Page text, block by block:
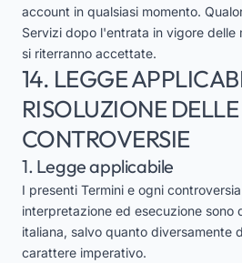
account in qualsiasi momento.
Servizi dopo l'entrata in vigore delle
si riterranno accettate.
14. LEGGE
RISOLUZIONE DELLE
CONTROVERSIE
1. Legge applicabile
I presenti Termini e ogni
interpretazione ed esecuzione sono
italiana, salvo quanto diversamente
carattere imperativo.